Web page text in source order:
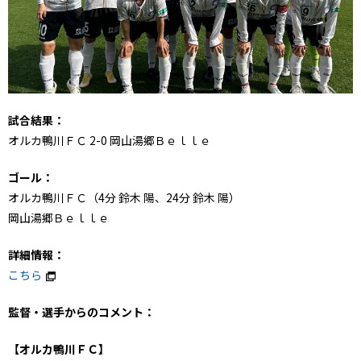
試合結果：
オルカ鴨川ＦＣ 2-0 岡山湯郷Ｂｅｌｌｅ
ゴール：
オルカ鴨川ＦＣ（4分 鈴木 陽、24分 鈴木 陽）
岡山湯郷Ｂｅｌｌｅ
詳細情報：
こちら
監督・選手からのコメント：
【オルカ鴨川ＦＣ】